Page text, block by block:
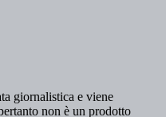
giornalistica e viene
non è un prodotto